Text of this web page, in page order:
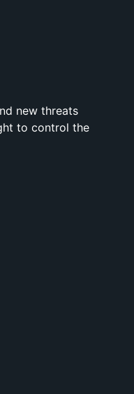
new threats
to control the